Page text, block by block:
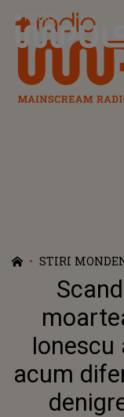
Radio Impuls
STIRI
Ionescu
acum